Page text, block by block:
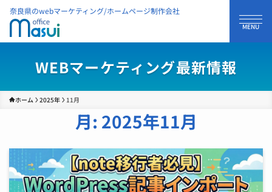
奈良県のwebマーケティング/ホームページ制作会社
WEBマーケティング最新情報
ホーム 2025年 11月
月: 2025年11月